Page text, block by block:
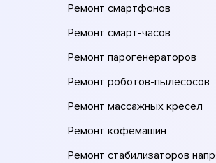
Ремонт смартфонов
Ремонт смарт-часов
Ремонт парогенераторов
Ремонт роботов-пылесосов
Ремонт массажных кресел
Ремонт кофемашин
Ремонт стабилизаторов